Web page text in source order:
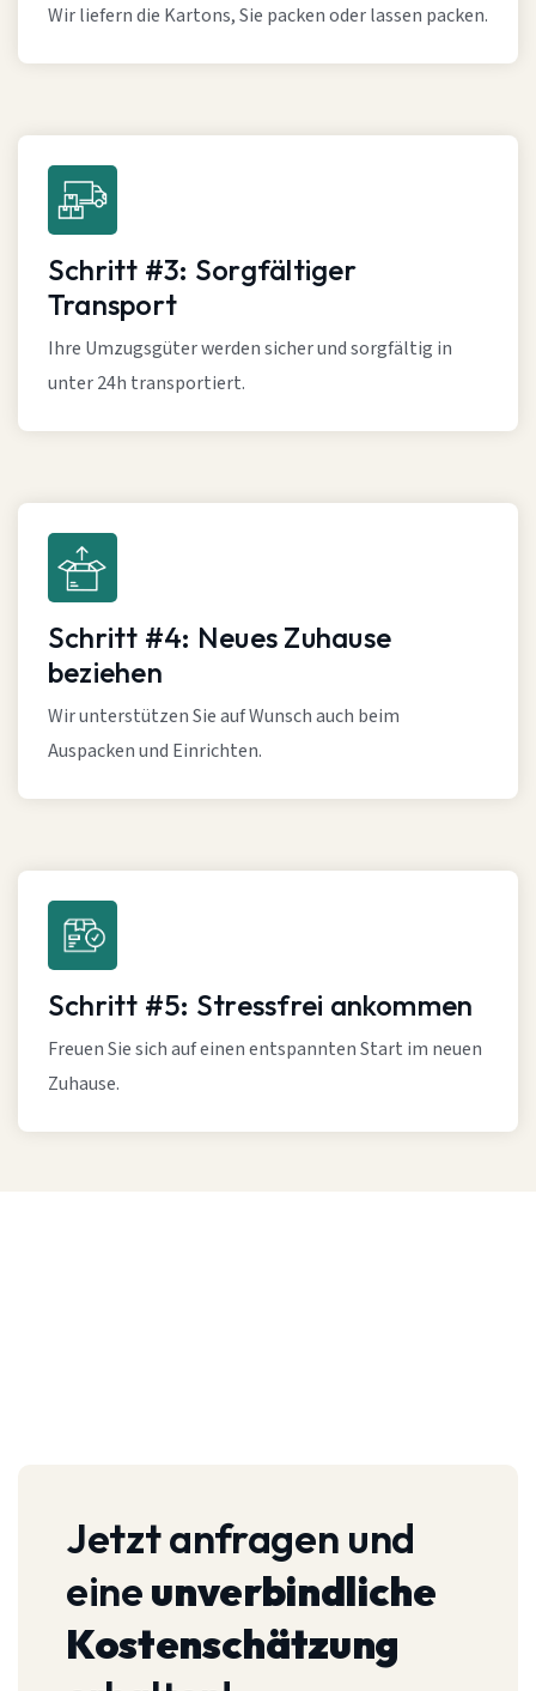
Wir liefern die Kartons, Sie packen oder lassen packen.
Schritt #3: Sorgfältiger
Transport
Ihre Umzugsgüter werden sicher und sorgfältig in
unter 24h transportiert.
Schritt #4: Neues Zuhause
beziehen
Wir unterstützen Sie auf Wunsch auch beim
Auspacken und Einrichten.
Schritt #5: Stressfrei ankommen
Freuen Sie sich auf einen entspannten Start im neuen
Zuhause.
Jetzt anfragen und
eineunverbindliche
Kostenschätzung